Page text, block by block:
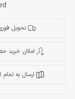
تحویل
امکان خرید
ارسال به تمام